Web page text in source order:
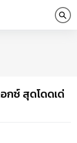
กซ์ สุดโดดเด่